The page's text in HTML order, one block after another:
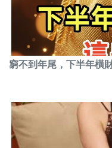
窮不到年尾，下半年橫